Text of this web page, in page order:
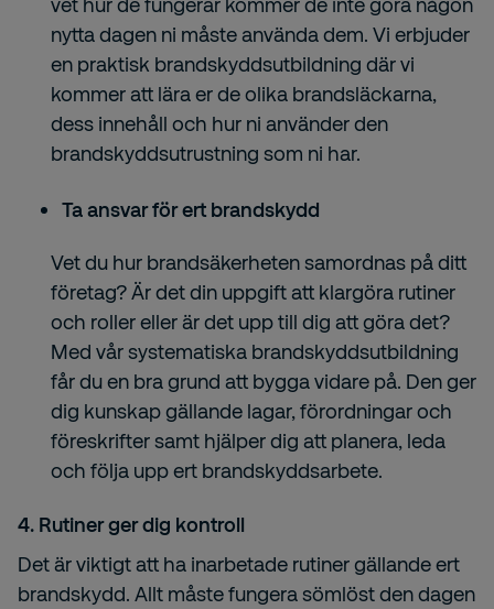
nytta dagen ni måste använda dem. Vi erbjuder
en praktisk brandskyddsutbildning där vi
kommer att lära er de olika brandsläckarna,
dess innehåll och hur ni använder den
brandskyddsutrustning som ni har.
Ta ansvar för ert brandskydd
Vet du hur brandsäkerheten samordnas på ditt
företag? Är det din uppgift att klargöra rutiner
och roller eller är det upp till dig att göra det?
Med vår systematiska brandskyddsutbildning
får du en bra grund att bygga vidare på. Den ger
dig kunskap gällande lagar, förordningar och
föreskrifter samt hjälper dig att planera, leda
och följa upp ert brandskyddsarbete.
4. Rutiner ger dig kontroll
Det är viktigt att ha inarbetade rutiner gällande ert
brandskydd. Allt måste fungera sömlöst den dagen